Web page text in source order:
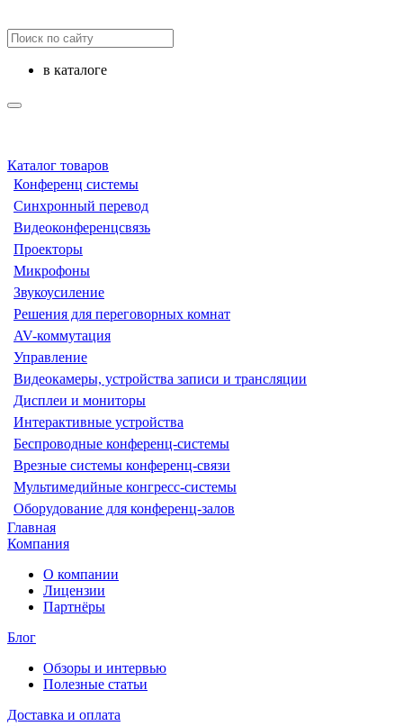
в каталоге
Каталог товаров
Конференц системы
Синхронный перевод
Видеоконференцсвязь
Проекторы
Микрофоны
Звукоусиление
Решения для переговорных комнат
AV-коммутация
Управление
Видеокамеры, устройства записи и трансляции
Дисплеи и мониторы
Интерактивные устройства
Беспроводные конференц-системы
Врезные системы конференц-связи
Мультимедийные конгресс-системы
Оборудование для конференц-залов
Главная
Компания
О компании
Лицензии
Партнёры
Блог
Обзоры и интервью
Полезные статьи
Доставка и оплата